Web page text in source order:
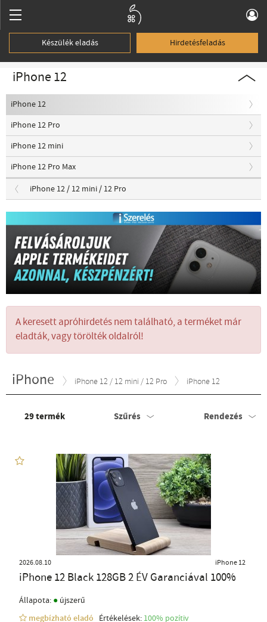
Készülék eladás Hirdetésfeladás
iPhone 12
iPhone 12
iPhone 12 Pro
iPhone 12 mini
iPhone 12 Pro Max
iPhone 12 / 12 mini / 12 Pro
A keresett apróhirdetés nem található, a terméket már
eladták, vagy törölték oldalról!
iPhone iPhone 12 / 12 mini / 12 Pro iPhone 12
29termék Szűrés Rendezés
2026.08.10 iPhone 12
iPhone 12 Black 128GB 2 ÉV Garanciával 100%
Állapota: ● újszerű
megbízható eladó
Értékelések: 100% pozítiv